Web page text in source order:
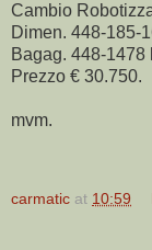
Cambio
Dimen. 448-185-
Bagag. 448-1478
Prezzo € 30.750.
mvm.
carmatic at 10:59